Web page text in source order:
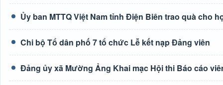
Ủy ban MTTQ Việt Nam tỉnh Điện Biên trao quà cho
Chi bộ Tổ dân phố 7 tổ chức Lễ kết nạp Đảng viên
Đảng ủy xã Mường Ảng Khai mạc Hội thi Báo cáo